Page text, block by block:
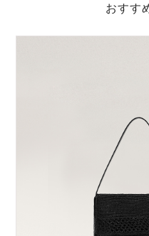
おすす